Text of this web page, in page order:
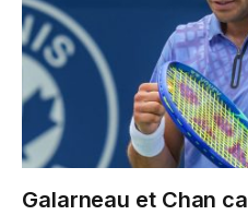
Galarneau et Chan